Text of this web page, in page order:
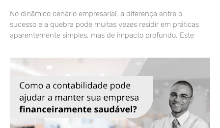
No dinâmico cenário empresarial, a diferença entre o
sucesso e a quebra pode muitas vezes residir em práticas
aparentemente simples, mas de impacto profundo. Este